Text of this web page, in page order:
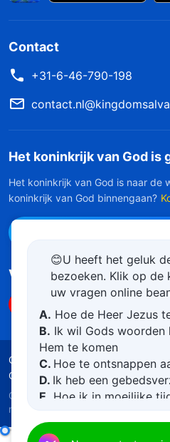
Contact
+31-6-46-790-198
Het koninkrijk van God is
Het koninkrijk van God is naar de
koninkrijk van God binnengaan?
Volg ons
Gebruiksvoorwaarden
Cookiebeleid
Copyright © 2026De Kerk van
rechten voorbehouden.
😊U heeft het geluk
bezoeken. Klik op de
uw vragen online
A. Hoe de Heer Jezus
B. Ik wil Gods woorden
Hem te komen
C. Hoe te ontsnappen
D. Ik heb een
E. Hoe ik in moeilijke